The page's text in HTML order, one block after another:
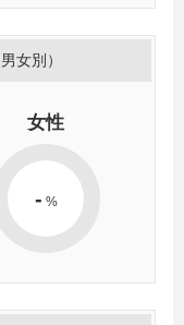
女別）
女性
- %